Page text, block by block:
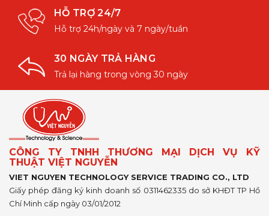
HỖ TRỢ 24/7
Hỗ trợ 24h/ngày và 7 ngày/tuần
30 NGÀY TRẢ HÀNG
Trả lại hàng trong vòng 30 ngày
CÔNG TY TNHH THƯƠNG MẠI DỊCH VỤ KỸ
THUẬT VIỆT NGUYỄN
VIET NGUYEN TECHNOLOGY SERVICE TRADING CO., LTD
Giấy phép đăng ký kinh doanh số 0311462335 do sở KHĐT TP Hồ
Chí Minh cấp ngày 03/01/2012